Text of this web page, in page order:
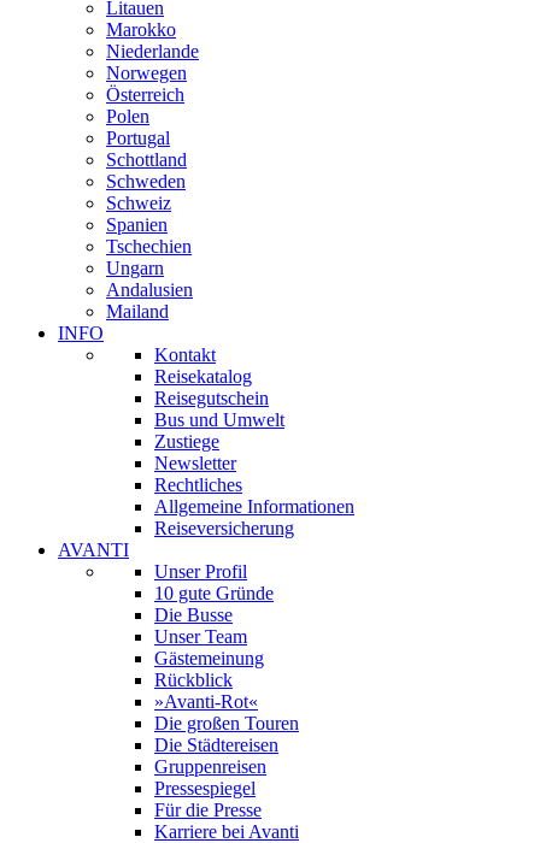
Litauen
Marokko
Niederlande
Norwegen
Österreich
Polen
Portugal
Schottland
Schweden
Schweiz
Spanien
Tschechien
Ungarn
Andalusien
Mailand
INFO
Kontakt
Reisekatalog
Reisegutschein
Bus und Umwelt
Zustiege
Newsletter
Rechtliches
Allgemeine Informationen
Reiseversicherung
AVANTI
Unser Profil
10 gute Gründe
Die Busse
Unser Team
Gästemeinung
Rückblick
»Avanti-Rot«
Die großen Touren
Die Städtereisen
Gruppenreisen
Pressespiegel
Für die Presse
Karriere bei Avanti